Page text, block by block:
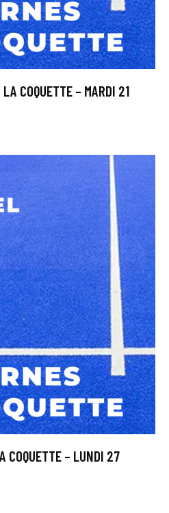
COQUETTE – MARDI 21
COQUETTE – LUNDI 27